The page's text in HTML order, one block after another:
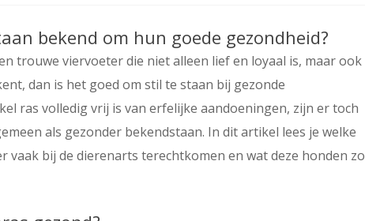
bekend om hun goede gezondheid?
trouwe viervoeter die niet alleen lief en loyaal is, maar ook
dan is het goed om stil te staan bij gezonde
ras volledig vrij is van erfelijke aandoeningen, zijn er toch
als gezonder bekendstaan. In dit artikel lees je welke
vaak bij de dierenarts terechtkomen en wat deze honden zo